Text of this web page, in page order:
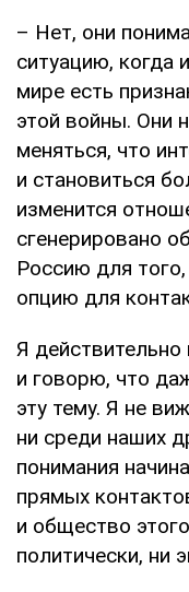
– Нет, они
ситуацию, когда
мире есть
этой войны. Они
меняться, что
и становиться
изменится
сгенерировано
Россию для
опцию для
Я
и говорю, что
эту тему. Я не
ни среди наших
понимания
прямых
и общество
политически, ни